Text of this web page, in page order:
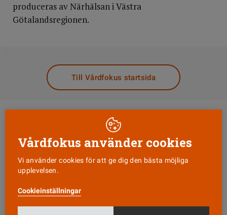
produceras av Närhälsan i Västra
Götalandsregionen.
Till Vårdfokus startsida
Vårdfokus använder cookies
Vi använder cookies för att ge dig den bästa möjliga
upplevelsen.
Cookieinställningar